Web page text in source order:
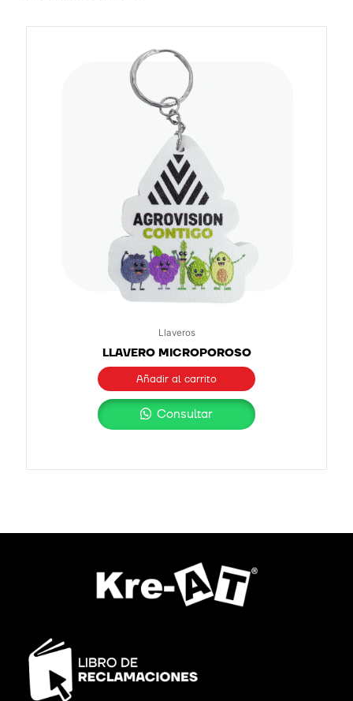
Llaveros
LLAVERO MICROPOROSO
Añadir al carrito
Consultar